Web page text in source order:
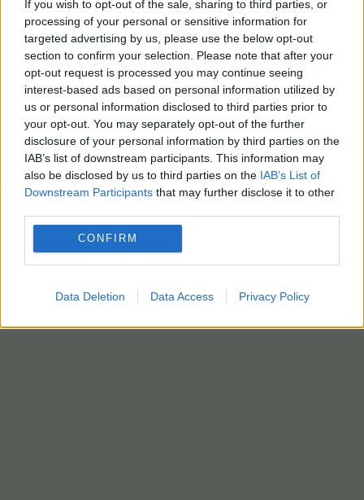
If you wish to opt-out of the sale, sharing to third parties, or
processing of your personal or sensitive information for
targeted advertising by us, please use the below opt-out
section to confirm your selection. Please note that after your
opt-out request is processed you may continue seeing
interest-based ads based on personal information utilized by
us or personal information disclosed to third parties prior to
your opt-out. You may separately opt-out of the further
disclosure of your personal information by third parties on the
IAB’s list of downstream participants. This information may
also be disclosed by us to third parties on the IAB’s List of
Downstream Participants that may further disclose it to other
CONFIRM
Data Deletion Data Access Privacy Policy